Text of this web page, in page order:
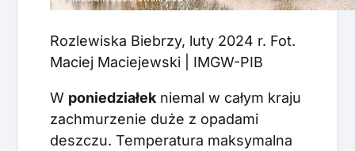
Rozlewiska Biebrzy, luty 2024 r. Fot.
Maciej Maciejewski | IMGW-PIB
W poniedziałek niemal w całym kraju
zachmurzenie duże z opadami
deszczu. Temperatura maksymalna